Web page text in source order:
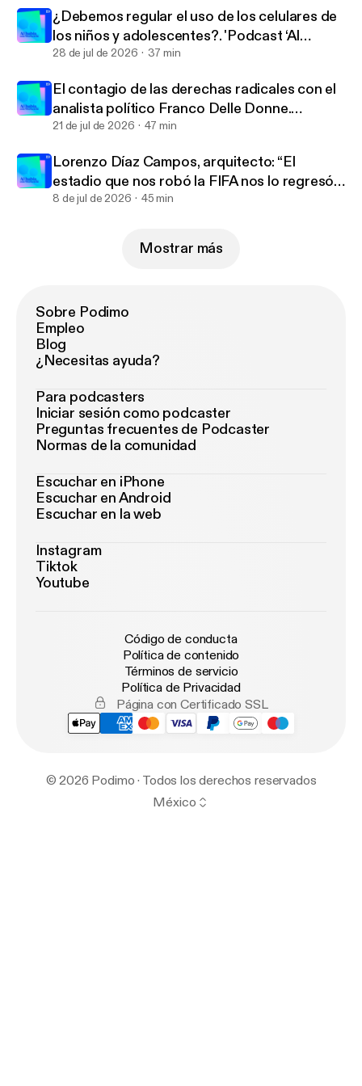
¿Debemos regular el uso de los celulares de
los niños y adolescentes?. 'Podcast ‘Al
habla... con Warkentin’ | Ep. 218
28 de jul de 2026 37 min
El contagio de las derechas radicales con el
analista político Franco Delle Donne.
'Podcast ‘Al habla... con Warkentin’ | Ep. 217
21 de jul de 2026 47 min
Lorenzo Díaz Campos, arquitecto: “El
estadio que nos robó la FIFA nos lo regresó
la calle” .'Podcast ‘Al habla... con Warkentin’ |
8 de jul de 2026 45 min
Mostrar más
Sobre Podimo
Empleo
Blog
¿Necesitas ayuda?
Para podcasters
Iniciar sesión como podcaster
Preguntas frecuentes de Podcaster
Normas de la comunidad
Escuchar en iPhone
Escuchar en Android
Escuchar en la web
Instagram
Tiktok
Youtube
Código de conducta
Política de contenido
Términos de servicio
Política de Privacidad
Página con Certificado SSL
© 2026 Podimo · Todos los derechos reservados
México